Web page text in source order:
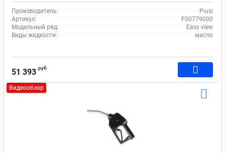
Производитель:
Piusi
Артикул:
F00779000
Модельный ряд:
Easy view
Виды жидкости:
масло
51 393 руб
Видеообзор